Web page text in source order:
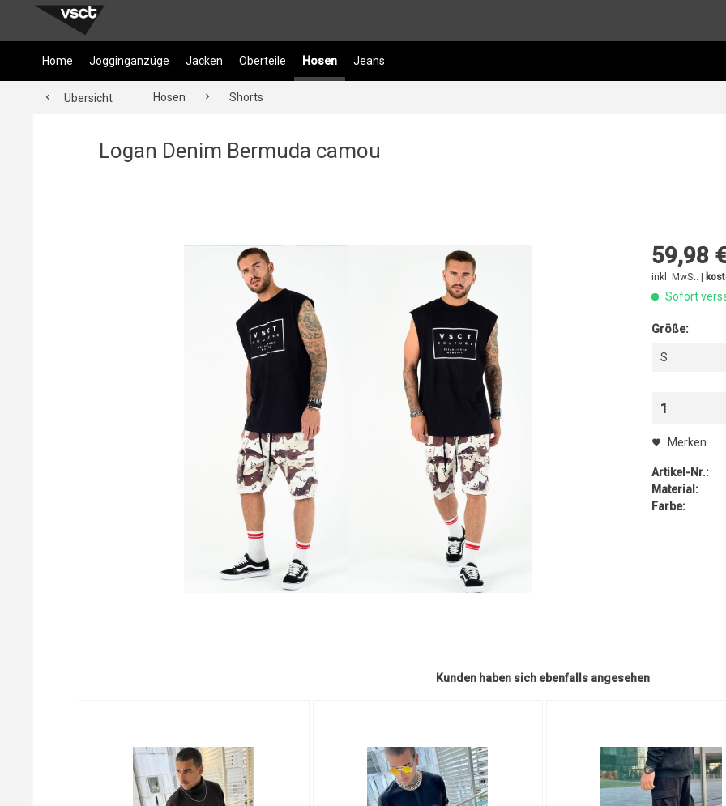
Home Jogginganzüge Jacken Oberteile Hosen Jeans
Übersicht Hosen Shorts
Logan Denim Bermuda camou
59,98
inkl. MwSt. |
Sofort
Größe:
S
1
Merken
Artikel-Nr.:
Material:
Farbe:
Kunden haben sich ebenfalls angesehen